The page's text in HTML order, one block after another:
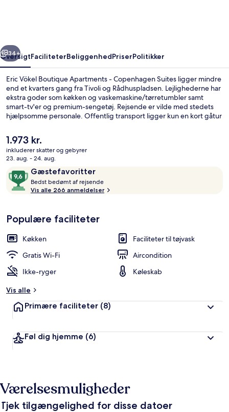
Suites
Næste
34+
OversigtFaciliteterBeliggenhedPriserPolitikker
Eric Vökel Boutique Apartments - Copenhagen Suites ligger mindre
end et kvarters gang fra Tivoli og Rådhuspladsen. Lejlighederne har
ekstra goder som køkken og vaskemaskine/tørretumbler samt
smart-tv'er og premium-sengetøj. Rejsende er vilde med stedets
hjælpsomme personale. Offentlig transport ligger kun en kort gåtur
Metrostation ligger 11 minutter derfra.
Den
nuværende
pris
1.973 kr.
1.973 kr.
inkluderer skatter og gebyrer
23. aug. - 24. aug.
AnmeldelserGæstefavoritter
9,6
ud
af
Gæstefavoritter
Bedst bedømt af rejsende
e
a
f
e
Vis alle 266 anmeldelser
Populære faciliteter
Køkken
Faciliteter til tøjvask
Gratis Wi-Fi
Aircondition
Ikke-ryger
Køleskab
Vis alle
Primære faciliteter (8)
Føl dig hjemme (6)
Værelsesmuligheder
Tjek tilgængelighed for disse datoer